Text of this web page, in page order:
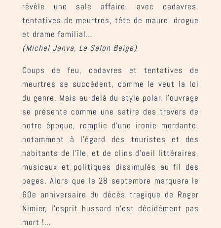
révèle une sale affaire, avec cadavres,
tentatives de meurtres, tête de maure, drogue
et drame familial…
(Michel Janva, Le Salon Beige)
Coups de feu, cadavres et tentatives de
meurtres se succèdent, comme le veut la loi
du genre. Mais au-delà du style polar, l’ouvrage
se présente comme une satire des travers de
notre époque, remplie d’une ironie mordante,
notamment à l’égard des touristes et des
habitants de l’île, et de clins d’oeil littéraires,
musicaux et politiques dissimulés au fil des
pages. Alors que le 28 septembre marquera le
60e anniversaire du décès tragique de Roger
Nimier, l’esprit hussard n’est décidément pas
mort !…